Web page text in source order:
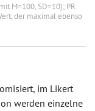
M=100, SD=10); PR
der maximal ebenso
im Likert
werden einzelne